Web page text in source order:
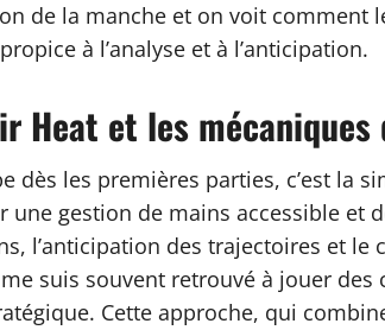
de la manche et on voit comment
à l’analyse et à l’anticipation.
Heat et les
dès les premières parties, c’est la
une gestion de mains accessible et
l’anticipation des trajectoires et
me suis souvent retrouvé à jouer
Cette approche, qui